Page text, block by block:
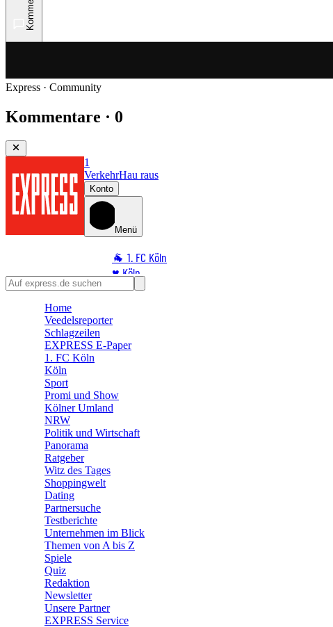
Express · Community
Kommentare · 0
1
VerkehrHau raus
Konto
Menü
🐐 1. FC Köln
♥️ Köln
⭐ Promi
🛒 Shoppingwelt
🧩 Spiele
Home
Veedelsreporter
Schlagzeilen
EXPRESS E-Paper
1. FC Köln
Köln
Sport
Promi und Show
Kölner Umland
NRW
Politik und Wirtschaft
Panorama
Ratgeber
Witz des Tages
Shoppingwelt
Dating
Partnersuche
Testberichte
Unternehmen im Blick
Themen von A bis Z
Spiele
Quiz
Redaktion
Newsletter
Unsere Partner
EXPRESS Service